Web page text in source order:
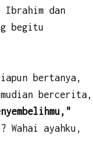
Ibrahim dan
begitu
bertanya,
bercerita,
Wahai ayahku,